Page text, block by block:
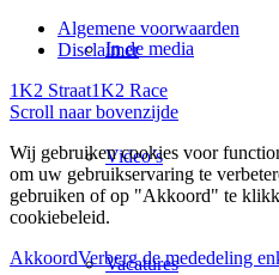
In de media
Video’s
Vacatures
Algemene voorwaarden
Disclaimer
1K2 Straat1K2 Race
Scroll naar bovenzijde
Wij gebruiken cookies voor
om uw gebruikservaring te
gebruiken of op "Akkoord" te
cookiebeleid.
AkkoordVerberg de mededeling